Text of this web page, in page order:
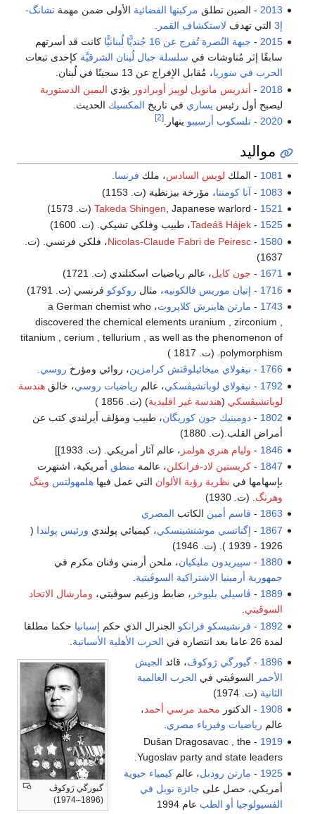
2013 - الصين تطلق مركبتها الفضائية الأولى ضمن مهمةتشانگ-
إ3
التي تهدف لاستكشاف القمر
2015
- جبهة النُصرة تُفرج عن 16 جُنديًّا لُبنانيًّا كانت قد أسرتهم
سابقًا إثر مُناوشات في سلسلة جبال لُبنان الشرقيَّة كإحدى تبعات
الحرب في سوريا، مُقابل الإفراج عن 13 سجينًا في لُبنان.
2018
- أندريس مانويل لوپيز أوبرادور يؤدي اليمين الدستورية
ليصبح أول رئيس يساري في تاريخ المكسيك الحديث.
2020
-تلسكوب أرسيبو ينهار.[2]
مواليد
1081 - الملك لويس السادس، ملك فرنسا.
1083
- آنا كومننا، مؤرخة بيزنطية (ت. 1153)
1521
-
Takeda Shingen , Japanese warlord (ت. 1573)
1525
-
Tadeáš Hájek، طبيب وفلكي تشيكي. (ت. 1600)
1580
-
Nicolas-Claude Fabri de Peiresc، فلكي فرنسي. (ت.
1637)
1671
- جون كايل، عالم رياضيات اسكتلندي (ت. 1721)
1716
- إتيان موريس فالكونيه، مثال روكوكو فرنسي (ت. 1791)
1743
- مارتن هاينرش كلاپروت
، a German chemist who
discovered the chemical elements uranium , zirconium ,
titanium , cerium , tellurium , as well as the phenomenon of
polymorphism. (ت. 1817 )
1766
- نيقولاي ميخائيلوڤتش كرامزين، روائي ومؤرخ روسي.
1792
- نيقولاي لوباتشيڤسكي، عالم رياضيات روسي، خالقهندسة
لوباتشيڤسكي (هندسة غير اقليدية) (ت. 1856 )
1802
-دومينيك جون كوريگان، طبيب ومؤلف أيرلندي كتب عن
أمراض القلب.(ت. 1880)
1846
- وليام هنري هولمز ، عالم آثار أمريكي. (ت. 1933]]
1847
-كريستين لاد-فرانكلن، عالمة منطق أمريكية، اشتهرت
بإسهامها في نظرية رؤية الألوان التي عمل فيهاهلمهولتس وينگ
وهرنگ . (ت. 1930)
1863
- قاسم أمين الكاتب المصري
1867
- إگناتسي موشتشيتسكي، كيميائي پولندي ورئيس پولندا (
1926 - 1939 ). (ت. 1946)
1880
- سپيريدون مليكيان، ملحن أرمني وفنان مكرم في
جمهورية أرمينيا الاشتراكية السوڤيتية
1889
- ڤاسيلي بليوخر ، ضابط وزعيم سوڤيتي، ومارشال الاتحاد
السوڤيتي.
1892
- فرنشيسكو فرانكو الجنرال الذي حكم إسبانيا حكما مطلقا
لمدة 26 عاما بعد انتصاره في
الحرب الأهلية الأسبانية
گيورگي ژوكوڤ
(1896–1974)
1896
-گيورگي ژوكوڤ، قائد الجيش
الأحمر السوڤيتي في الحرب العالمية
الثانية (ت. 1974)
1908 - الدكتور محمد مرسي أحمد،
عالم رياضيات وفيزياء مصري.
1919
- Dušan Dragosavac , the
Yugoslav party and state leaders.
1925
- مارتن رودبل، عالمكيمياء حيوية
أمريكي، حصل على جائزة نوبل في
الفسيولوجيا أو الطب
عام 1994